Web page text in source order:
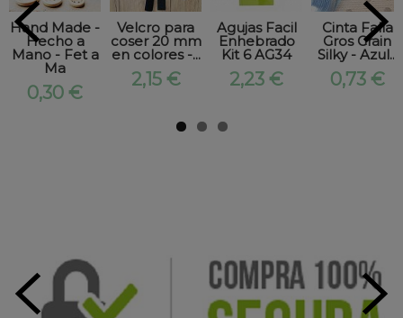
Hand Made -
Hecho a
Mano - Fet a
Ma
0,30 €
Velcro para
coser 20 mm
en colores -...
2,15 €
Agujas Facil
Enhebrado
Kit 6 AG34
2,23 €
Cinta Falla
Gros Grain
Silky - Azul...
0,73 €